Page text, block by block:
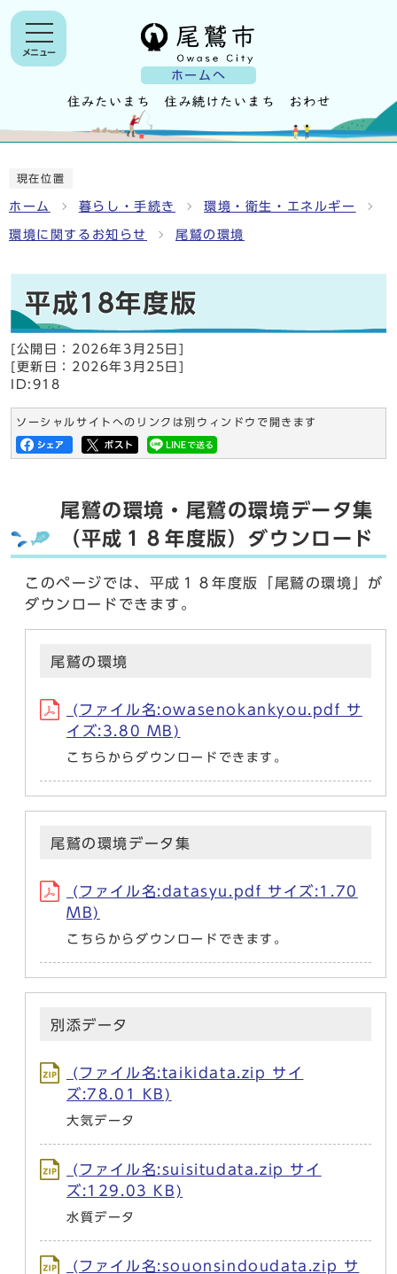
ホームへ
メニュー
現在位置
ホーム 暮らし・手続き 環境・衛生・エネルギー
環境に関するお知らせ 尾鷲の環境
平成18年度版
[公開日： 2026年3月25日
[更新日： 2026年3月25日
ID:918
ソーシャルサイトへのリンクは別ウィンドウで開きます
尾鷲の環境・尾鷲の環境データ集
（平成１８年度版）ダウンロード
このページでは、平成１８年度版「尾鷲の環境」が
ダウンロードできます。
尾鷲の環境
(ファイル名:owasenokankyou.pdf サ
イズ:3.80 MB)
こちらからダウンロードできます。
尾鷲の環境データ集
(ファイル名:datasyu.pdf サイズ:1.70
MB)
こちらからダウンロードできます。
別添データ
(ファイル名:taikidata.zip サイ
ズ:78.01 KB)
大気データ
(ファイル名:suisitudata.zip サイ
ズ:129.03 KB)
水質データ
(ファイル名:souonsindoudata.zip サ